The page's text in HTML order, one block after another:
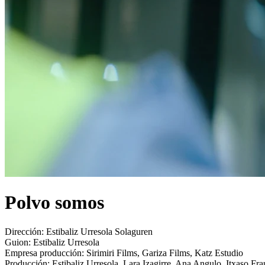
Polvo somos
Dirección: Estibaliz Urresola Solaguren
Guion: Estibaliz Urresola
Empresa producción: Sirimiri Films, Gariza Films, Katz Estudio